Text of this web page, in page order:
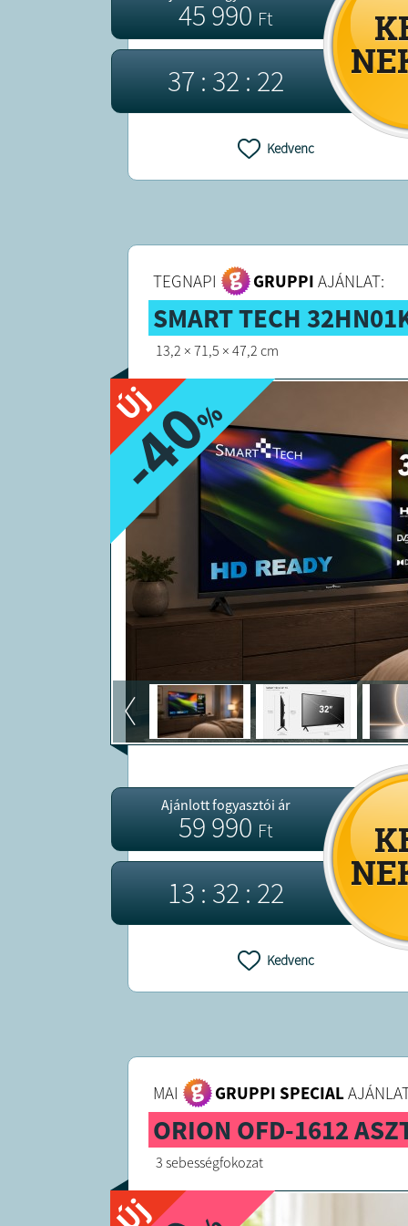
45 990Ft
37:32:22
Kedvenc
TEGNAPI GRUPPI AJÁNLAT:
SMART TECH
13,2 × 71,5 × 47,2 cm
Új
-40
%
Ajánlott fogyasztói ár
59 990Ft
13:32:22
Kedvenc
MAI GRUPPI SPECIAL
ORION OFD-1612
3 sebességfokozat
Új